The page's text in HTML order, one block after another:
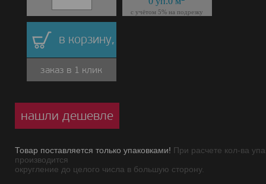
с учётом 5% на подрезку
в корзину,
заказ в 1 клик
нашли дешевле
Товар поставляется только упаковками! При расчете кол-ва
производится
округление до целого числа в большую сторону.